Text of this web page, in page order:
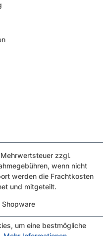
zzgl.
wenn nicht
werden die Frachtkosten
und mitgeteilt.
um eine bestmögliche